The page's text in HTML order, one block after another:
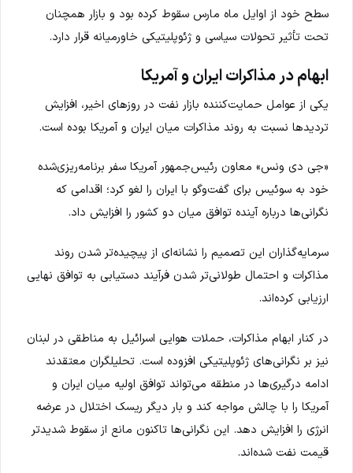
سطح خود از اوایل ماه مارس سقوط کرده بود و بازار همچنان
تحت تأثیر تحولات سیاسی و ژئوپلیتیکی خاورمیانه قرار دارد.
ابهام در مذاکرات ایران و آمریکا
یکی از عوامل حمایت‌کننده بازار نفت در روزهای اخیر، افزایش
تردیدها نسبت به روند مذاکرات میان ایران و آمریکا بوده است.
«جی دی ونس» معاون رئیس‌جمهور آمریکا سفر برنامه‌ریزی‌شده
خود به سوئیس برای گفت‌وگو با ایران را لغو کرد؛ اقدامی که
نگرانی‌ها درباره آینده توافق میان دو کشور را افزایش داد.
سرمایه‌گذاران این تصمیم را نشانه‌ای از پیچیده‌تر شدن روند
مذاکرات و احتمال طولانی‌تر شدن فرآیند دستیابی به توافق نهایی
ارزیابی کرده‌اند.
در کنار ابهام مذاکرات، حملات هوایی اسرائیل به مناطقی در لبنان
نیز بر نگرانی‌های ژئوپلیتیکی افزوده است. تحلیلگران معتقدند
ادامه درگیری‌ها در منطقه می‌تواند توافق اولیه میان ایران و
آمریکا را با چالش مواجه کند و بار دیگر ریسک اختلال در عرضه
انرژی را افزایش دهد. این نگرانی‌ها تاکنون مانع از سقوط شدیدتر
قیمت نفت شده‌اند.